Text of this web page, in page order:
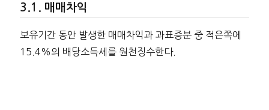
매매차익
보유기간 동안 발생한 매매차익과 과표증분 중 적은쪽에
15.4%의 배당소득세를 원천징수한다.